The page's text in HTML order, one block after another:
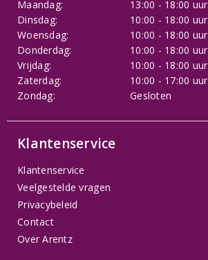
Maandag:
13:00 - 18:00 uur
Dinsdag:
10:00 - 18:00 uur
Woensdag:
10:00 - 18:00 uur
Donderdag:
10:00 - 18:00 uur
Vrijdag:
10:00 - 18:00 uur
Zaterdag:
10:00 - 17:00 uur
Zondag:
Gesloten
Klantenservice
Klantenservice
Veelgestelde vragen
Privacybeleid
Contact
Over Arentz